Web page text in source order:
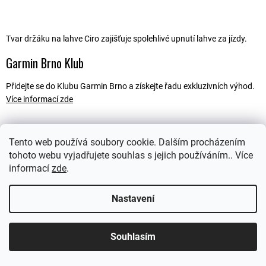
Tento web používá soubory cookie. Dalším procházením
tohoto webu vyjadřujete souhlas s jejich používáním.. Více
informací zde.
Nastavení
Souhlasím
Tvar držáku na lahve Ciro zajišťuje spolehlivé upnutí lahve za jízdy.
Garmin Brno Klub
Přidejte se do Klubu Garmin Brno a získejte řadu exkluzivních výhod.
Více informací zde
Popis
Ostatní informace